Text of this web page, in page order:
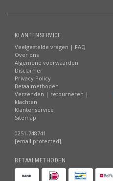
KLANTENSERVICE
Veelgestelde vragen | FAQ
Over ons
Algemene voorwaarden
Disclaimer
Privacy Policy
Betaalmethoden
Verzenden | retourneren |
klachten
Klantenservice
Sitemap
0251-748741
[email protected]
BETAALMETHODEN